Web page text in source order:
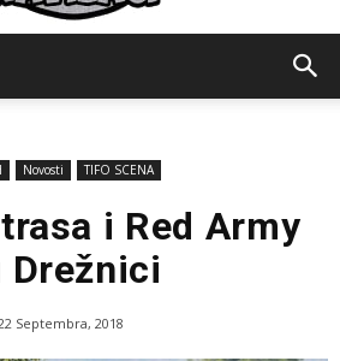
Novosti TIFO SCENA
i Red Army
Drežnici
Septembra, 2018